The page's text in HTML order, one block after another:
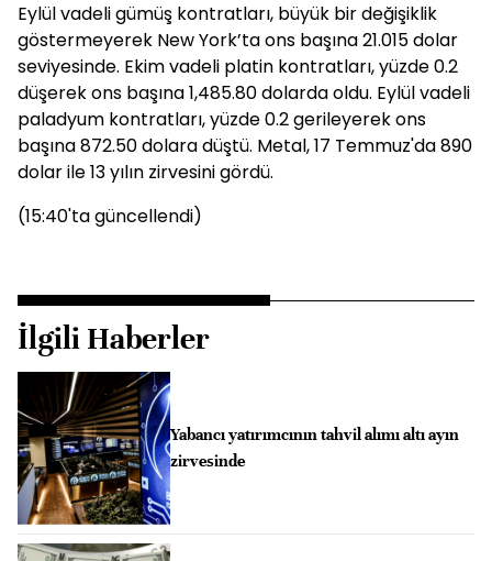
Eylül vadeli gümüş kontratları, büyük bir değişiklik
göstermeyerek New York’ta ons başına 21.015 dolar
seviyesinde. Ekim vadeli platin kontratları, yüzde 0.2
düşerek ons başına 1,485.80 dolarda oldu. Eylül vadeli
paladyum kontratları, yüzde 0.2 gerileyerek ons
başına 872.50 dolara düştü. Metal, 17 Temmuz'da 890
dolar ile 13 yılın zirvesini gördü.
(15:40'ta güncellendi)
İlgili Haberler
Yabancı yatırımcının tahvil alımı altı ayın
zirvesinde